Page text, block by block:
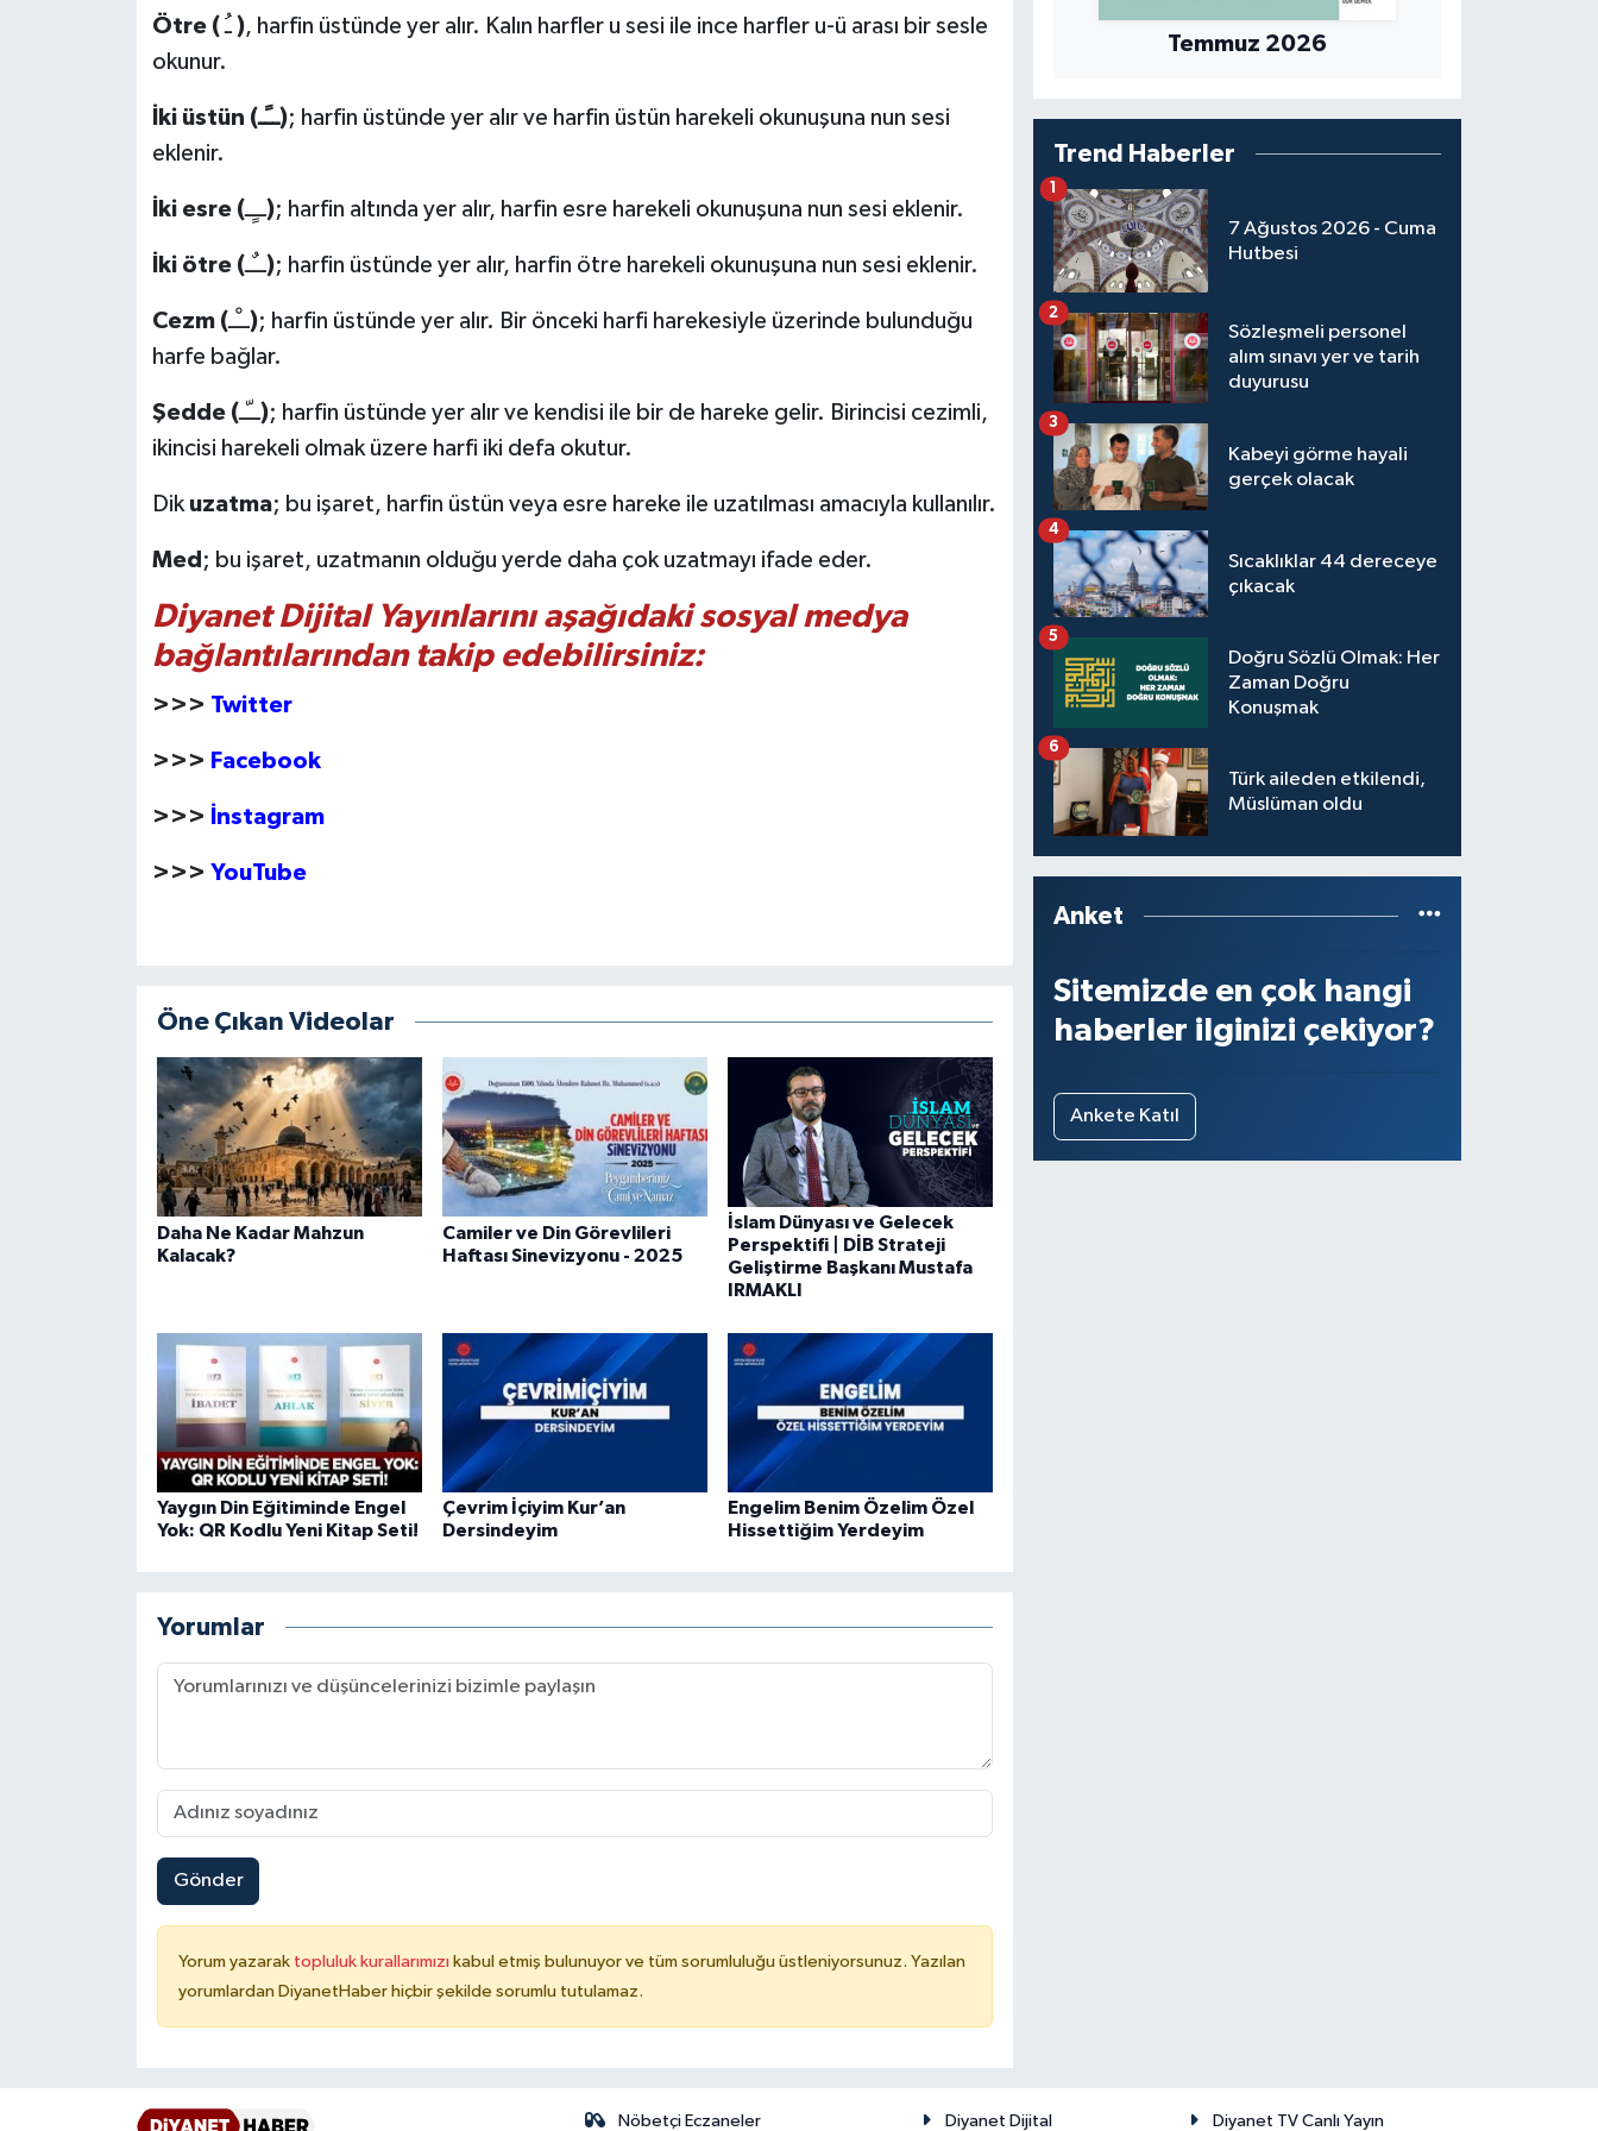
Ötre ( ـُ ), harfin üstünde yer alır. Kalın harfler u sesi ile ince harfler u-ü arası bir sesle
okunur.
İki üstün (ــًـ); harfin üstünde yer alır ve harfin üstün harekeli okunuşuna nun sesi
eklenir.
İki esre (ــٍـ); harfin altında yer alır, harfin esre harekeli okunuşuna nun sesi eklenir.
İki ötre (ــٌـ); harfin üstünde yer alır, harfin ötre harekeli okunuşuna nun sesi eklenir.
Cezm (ــْـ); harfin üstünde yer alır. Bir önceki harfi harekesiyle üzerinde bulunduğu
harfe bağlar.
Şedde (ــّـ); harfin üstünde yer alır ve kendisi ile bir de hareke gelir. Birincisi cezimli,
ikincisi harekeli olmak üzere harfi iki defa okutur.
Dik uzatma; bu işaret, harfin üstün veya esre hareke ile uzatılması amacıyla kullanılır.
Med ; bu işaret, uzatmanın olduğu yerde daha çok uzatmayı ifade eder.
Diyanet Dijital Yayınlarını aşağıdaki sosyal medya
bağlantılarından takip edebilirsiniz:
>>> Twitter
>>> Facebook
>>> İnstagram
>>> YouTube
Öne Çıkan Videolar
Daha Ne Kadar Mahzun
Kalacak?
Camiler ve Din Görevlileri
Haftası Sinevizyonu - 2025
İslam Dünyası ve Gelecek
Perspektifi | DİB Strateji
Geliştirme Başkanı Mustafa
IRMAKLI
Yaygın Din Eğitiminde Engel
Yok: QR Kodlu Yeni Kitap Seti!
Çevrim İçiyim Kur’an
Dersindeyim
Engelim Benim Özelim Özel
Hissettiğim Yerdeyim
Yorumlar
Gönder
Yorum yazarak topluluk kurallarımızı kabul etmiş bulunuyor ve tüm sorumluluğu üstleniyorsunuz. Yazılan
yorumlardan DiyanetHaber hiçbir şekilde sorumlu tutulamaz.
Temmuz 2026
Trend Haberler
7 Ağustos 2026 - Cuma
Hutbesi
Sözleşmeli personel
alım sınavı yer ve tarih
duyurusu
2
Kabeyi görme hayali
gerçek olacak
3
Sıcaklıklar 44 dereceye
çıkacak
4
Doğru Sözlü Olmak: Her
Zaman Doğru
Konuşmak
5
Türk aileden etkilendi,
Müslüman oldu
6
Anket
Sitemizde en çok hangi
haberler ilginizi çekiyor?
Ankete Katıl
Nöbetçi Eczaneler Diyanet Dijital Diyanet TV Canlı Yayın
Bitlis Müftülüğü
Bolu Müftülüğü
Çankırı Müftülüğü
Çorum Müftülüğü
Düzce Müftülüğü
Edirne Müftülüğü
Giresun Müftülüğü
Gümüşhane Müftülüğü
Hakkari Müftülüğü
Hatay Müftülüğü
Iğdır Müftülüğü
Isparta Müftülüğü
İstanbul Müftülüğü
İzmir Müftülüğü
Kahramanmaraş Müftülüğü
Karaman Müftülüğü
Kars Müftülüğü
Kayseri Müftülüğü
Kilis Müftülüğü
Kırıkkale Müftülüğü
Kırklareli Müftülüğü
Kocaeli Müftülüğü
Makaleler
Bilim, Teknoloji
Biyografiler